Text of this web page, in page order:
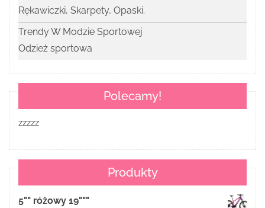
Rękawiczki, Skarpety, Opaski.
Trendy W Modzie Sportowej
Odzież sportowa
Polecamy!
zzzzz
Produkty
5"" różowy 19"""